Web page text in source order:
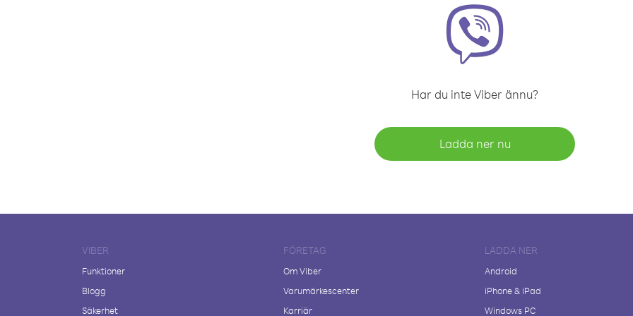
Har du inte Viber ännu?
Ladda ner nu
VIBER
Funktioner
Blogg
Säkerhet
FÖRETAG
Om Viber
Varumärkescenter
Karriär
LADDA NER
Android
iPhone & iPad
Windows PC